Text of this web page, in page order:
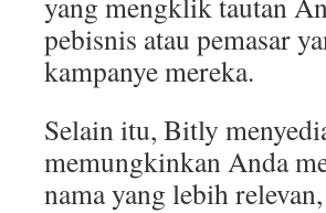
pebisnis atau pemasar
kampanye mereka.
Selain itu, Bitly
memungkinkan Anda
nama yang lebih